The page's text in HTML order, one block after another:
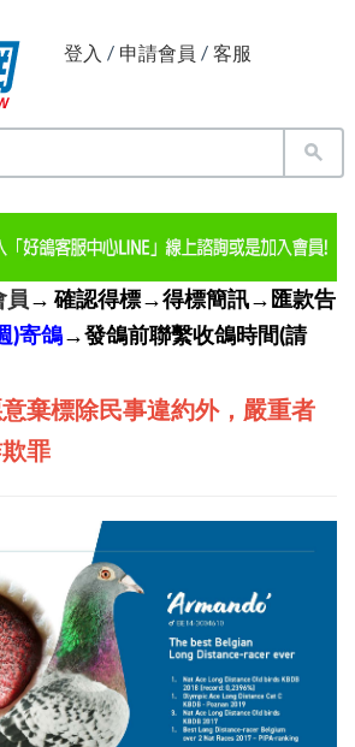
登入 / 申請會員 / 客服
員→ 確認得標→得標簡訊→匯款告
)寄鴿→發鴿前聯繫收鴿時間(請
棄標除民事違約外，嚴重者
罪